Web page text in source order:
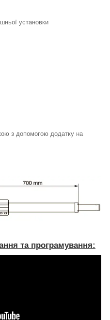
установки
з допомогою додатку на
та програмування: